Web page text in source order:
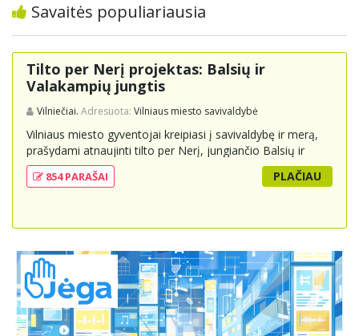
Savaitės populiariausia
Tilto per Nerį projektas: Balsių ir
Valakampių jungtis
Vilniečiai. Adresuota: Vilniaus miesto savivaldybė
Vilniaus miesto gyventojai kreipiasi į savivaldybę ir merą,
prašydami atnaujinti tilto per Nerį, jungiančio Balsių ir
Valakampių kryptis, projektą ir įtraukti jį į miesto
strateginius susisiekimo planus. Šis tiltas ne tik padėtų
suteikdamas daugiau susisiekimo galimybių tiek
dviratininkams. Gyventojai ragina atlikti techninę,
ekonominę ir transporto analizę, organizuoti viešas
konsultacijas ir integruoti projektą į ilgalaikius miesto
planus, siekiant užtikrinti transporto sistemos patikimumą
ir prisitaikymą prie sparčiai augančio miesto poreikių.
854 PARAŠAI PLAČIAU